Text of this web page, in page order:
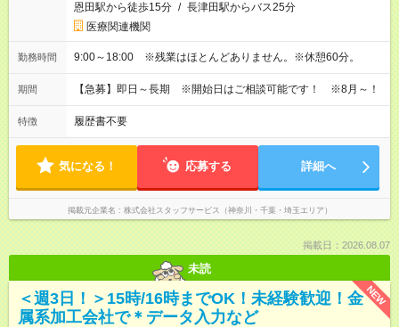
恩田駅から徒歩15分 / 長津田駅からバス25分
医療関連機関
勤務時間 9:00～18:00 ※残業はほとんどありません。※休憩60分。
期間 【急募】即日～長期 ※開始日はご相談可能です！ ※8月～！
特徴 履歴書不要
気になる！ 応募する 詳細へ
掲載元企業名 株式会社スタッフサービス（神奈川・千葉・埼玉エリア）
掲載日：2026.08.07
未読
NEW
＜週3日！＞15時/16時までOK！未経験歓迎！金
属系加工会社で＊データ入力など